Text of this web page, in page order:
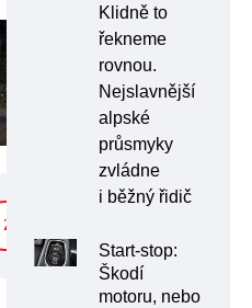
ZOBRAZIT
Klidně to
řekneme
rovnou.
Nejslavnější
alpské
průsmyky
zvládne
i běžný řidič
Start-stop:
Škodí
motoru, nebo